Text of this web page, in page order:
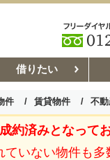
借りたい
件 賃貸物件 不
コラム 賃貸管理コ
約済みとなってお
いない物件も多